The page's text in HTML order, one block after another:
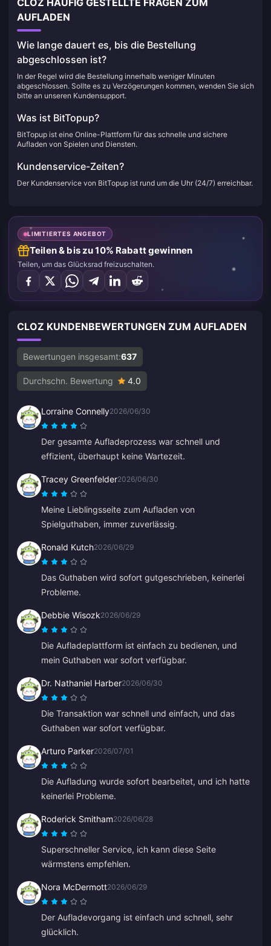
AUFLADEN
Wie lange dauert es, bis die Bestellung
abgeschlossen ist?
In der Regel wird die Bestellung innerhalb weniger Minuten
abgeschlossen. Sollte es zu Verzögerungen kommen, wenden Sie sich
bitte an unseren Kundensupport.
Was ist BitTopup?
BitTopup ist eine Online-Plattform für das schnelle und sichere
Aufladen von Spielen und Diensten.
Kundenservice-Zeiten?
Der Kundenservice von BitTopup ist rund um die Uhr (24/7) erreichbar.
LIMITIERTES ANGEBOT
Teilen & bis zu 10% Rabatt gewinnen
Teilen, um das Glücksrad freizuschalten.
CLOZ KUNDENBEWERTUNGEN ZUM AUFLADEN
Bewertungen insgesamt:637
Durchschn. Bewertung 4.0
Lorraine Connelly2026/06/30
Der gesamte Aufladeprozess war schnell und
effizient, überhaupt keine Wartezeit.
Tracey Greenfelder2026/06/30
Meine Lieblingsseite zum Aufladen von
Spielguthaben, immer zuverlässig.
Ronald Kutch2026/06/29
Das Guthaben wird sofort gutgeschrieben, keinerlei
Probleme.
Debbie Wisozk2026/06/29
Die Aufladeplattform ist einfach zu bedienen, und
mein Guthaben war sofort verfügbar.
Dr. Nathaniel Harber2026/06/30
Die Transaktion war schnell und einfach, und das
Guthaben war sofort verfügbar.
Arturo Parker2026/07/01
Die Aufladung wurde sofort bearbeitet, und ich hatte
keinerlei Probleme.
Roderick Smitham2026/06/28
Superschneller Service, ich kann diese Seite
wärmstens empfehlen.
Nora McDermott2026/06/29
Der Aufladevorgang ist einfach und schnell, sehr
glücklich.